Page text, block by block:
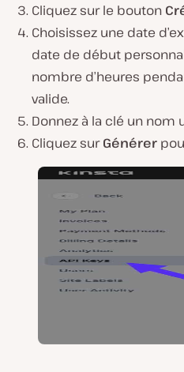
Cliquez sur le bouton
Choisissez une date
date de début
nombre d’heures
valide.
Donnez à la clé un
Cliquez surGénérer